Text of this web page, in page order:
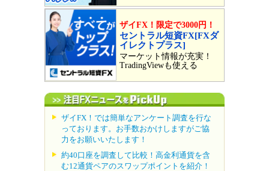
ザイFX！限定で3000円！
セントラル短資FX[FXダ
イレクトプラス]
マーケット情報が充実！
TradingViewも使える
ザイFX！では簡単なアンケート調査を行な
っております。お手数おかけしますがご協
力をお願いいたします！
約40口座を調査して比較！高金利通貨を含
む12通貨ペアのスワップポイントを紹介！